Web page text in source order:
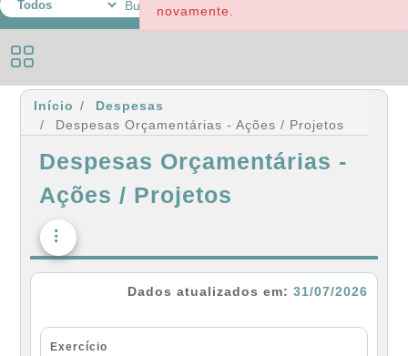
Início
Despesas
Despesas Orçamentárias - Ações / Projetos
Despesas Orçamentárias -
Ações / Projetos
Dados atualizados em: 31/07/2026
Exercício
novamente.